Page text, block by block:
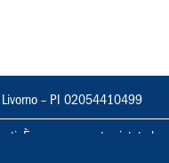
Livorno – PI 02054410499
È espressamente vietata la
totale o parziale.